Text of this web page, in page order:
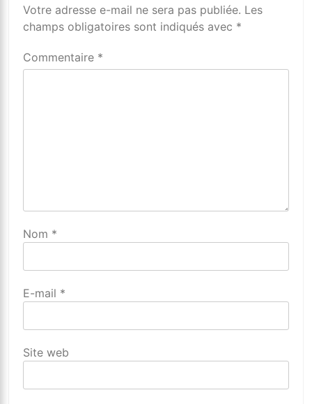
Votre adresse e-mail ne sera pas publiée. Les
champs obligatoires sont indiqués avec *
Commentaire *
Nom *
E-mail *
Site web
Alternative: